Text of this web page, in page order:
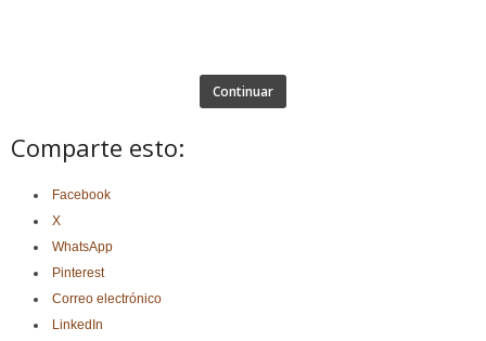
Continuar
Comparte esto:
Facebook
X
WhatsApp
Pinterest
Correo electrónico
LinkedIn